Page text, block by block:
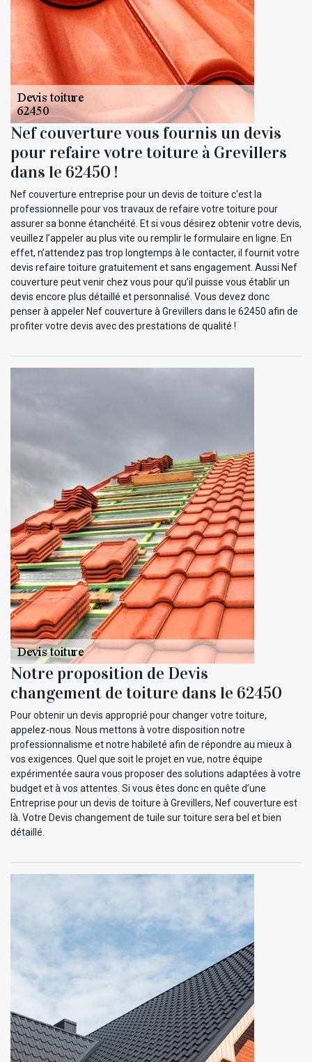
Nef couverture vous fournis un devis
pour refaire votre toiture à Grevillers
dans le 62450 !
Nef couverture entreprise pour un devis de toiture c'est la
professionnelle pour vos travaux de refaire votre toiture pour
assurer sa bonne étanchéité. Et si vous désirez obtenir votre devis,
veuillez l’appeler au plus vite ou remplir le formulaire en ligne. En
effet, n’attendez pas trop longtemps à le contacter, il fournit votre
devis refaire toiture gratuitement et sans engagement. Aussi Nef
couverture peut venir chez vous pour qu’il puisse vous établir un
devis encore plus détaillé et personnalisé. Vous devez donc
penser à appeler Nef couverture à Grevillers dans le 62450 afin de
profiter votre devis avec des prestations de qualité !
Notre proposition de Devis
changement de toiture dans le 62450
Pour obtenir un devis approprié pour changer votre toiture,
appelez-nous. Nous mettons à votre disposition notre
professionnalisme et notre habileté afin de répondre au mieux à
vos exigences. Quel que soit le projet en vue, notre équipe
expérimentée saura vous proposer des solutions adaptées à votre
budget et à vos attentes. Si vous êtes donc en quête d’une
Entreprise pour un devis de toiture à Grevillers, Nef couverture est
là. Votre Devis changement de tuile sur toiture sera bel et bien
détaillé.